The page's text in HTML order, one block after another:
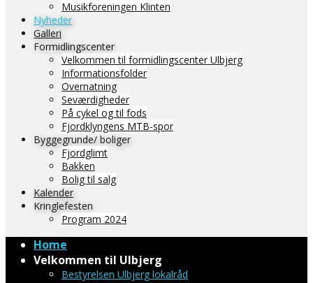
Musikforeningen Klinten
Nyheder
Galleri
Formidlingscenter
Velkommen til formidlingscenter Ulbjerg
Informationsfolder
Overnatning
Seværdigheder
På cykel og til fods
Fjordklyngens MTB-spor
Byggegrunde/ boliger
Fjordglimt
Bakken
Bolig til salg
Kalender
Kringlefesten
Program 2024
Home
Velkommen til Ulbjerg
Bestyrelsen Ulbjerg lokalråd